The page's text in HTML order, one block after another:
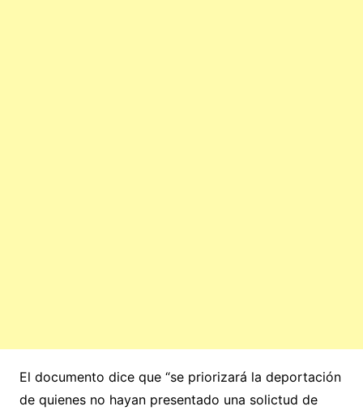
El documento dice que “se priorizará la deportación
de quienes no hayan presentado una solictud de